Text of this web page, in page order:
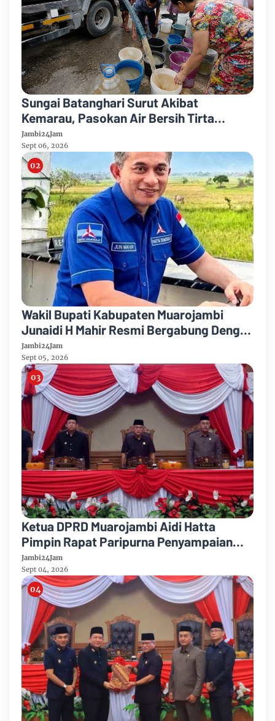
Sungai Batanghari Surut Akibat
Kemarau, Pasokan Air Bersih Tirta
Mayang Jambi Keruh
Jambi24Jam
Sept 06, 2026
Wakil Bupati Kabupaten Muarojambi
Junaidi H Mahir Resmi Bergabung Dengan
Partai Demikrat
Jambi24Jam
Sept 05, 2026
Ketua DPRD Muarojambi Aidi Hatta
Pimpin Rapat Paripurna Penyampaian
Rancangan Perubahan KUA-PPAS Tahun
Anggaran 2026
Jambi24Jam
Sept 04, 2026